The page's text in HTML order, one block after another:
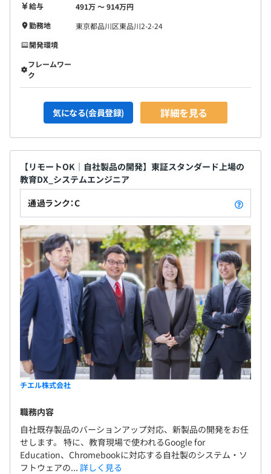
給与
491万 〜 914万円
勤務地
東京都品川区東品川2-2-24
開発環境
フレームワー
ク
気になる(会員登録) 詳細を見る
【リモートOK｜自社製品の開発】東証スタンダード上場の
教育DX_システムエンジニア
通過ランク：C
チエル株式会社
職務内容
自社既存製品のバーションアップ対応、新製品の開発をお任
せします。 特に、教育現場で使われるGoogle for
Education、Chromebookに対応する自社製のシステム・ソ
フトウェアの... 詳しく見る